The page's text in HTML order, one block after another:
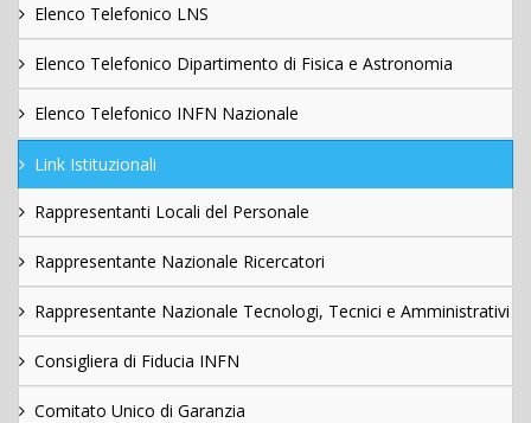
Elenco Telefonico LNS
Elenco Telefonico Dipartimento di Fisica e Astronomia
Elenco Telefonico INFN Nazionale
Link Istituzionali
Rappresentanti Locali del Personale
Rappresentante Nazionale Ricercatori
Rappresentante Nazionale Tecnologi, Tecnici e Amministrativi
Consigliera di Fiducia INFN
Comitato Unico di Garanzia